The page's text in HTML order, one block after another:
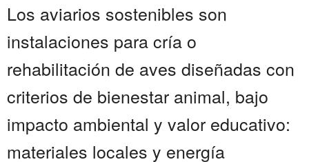
Los aviarios sostenibles son
instalaciones para cría o
rehabilitación de aves diseñadas con
criterios de bienestar animal, bajo
impacto ambiental y valor educativo:
materiales locales y energía